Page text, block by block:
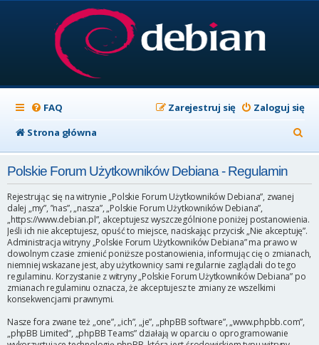
FAQ Zaloguj się
Zarejestruj się
Strona główna
z
j
Polskie Forum Użytkowników Debiana - Regulamin
Rejestrując się na witrynie „Polskie Forum Użytkowników Debiana”, zwanej
dalej „my”, ”nas”, „nasza”, „Polskie Forum Użytkowników Debiana”,
„https://www.debian.pl”, akceptujesz wyszczególnione poniżej postanowienia.
Jeśli ich nie akceptujesz, opuść to miejsce, naciskając przycisk „Nie akceptuję”.
Administracja witryny „Polskie Forum Użytkowników Debiana” ma prawo w
dowolnym czasie zmienić poniższe postanowienia, informując cię o zmianach,
niemniej wskazane jest, aby użytkownicy sami regularnie zaglądali do tego
regulaminu. Korzystanie z witryny „Polskie Forum Użytkowników Debiana” po
zmianach regulaminu oznacza, że akceptujesz te zmiany ze wszelkimi
konsekwencjami prawnymi.
Nasze fora zwane też „one”, „ich”, „je”, „phpBB software”, „www.phpbb.com”,
„phpBB Limited”, „phpBB Teams” działają w oparciu o oprogramowanie